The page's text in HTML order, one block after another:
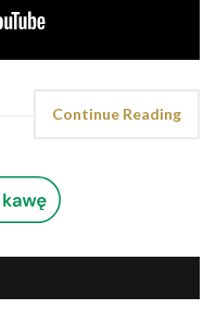
Continue Reading